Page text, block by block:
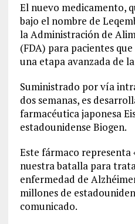
El nuevo medicamento,
bajo el nombre de
la Administración de
(FDA) para pacientes
una etapa avanzada de
Suministrado por vía
dos semanas, es
farmacéutica japonesa
estadounidense Biogen.
Este fármaco
nuestra batalla para
enfermedad de
millones de
comunicado.